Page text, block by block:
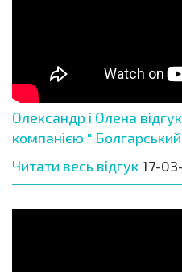
Олександр і Олена
компанією "
Читати весь відгук 17-